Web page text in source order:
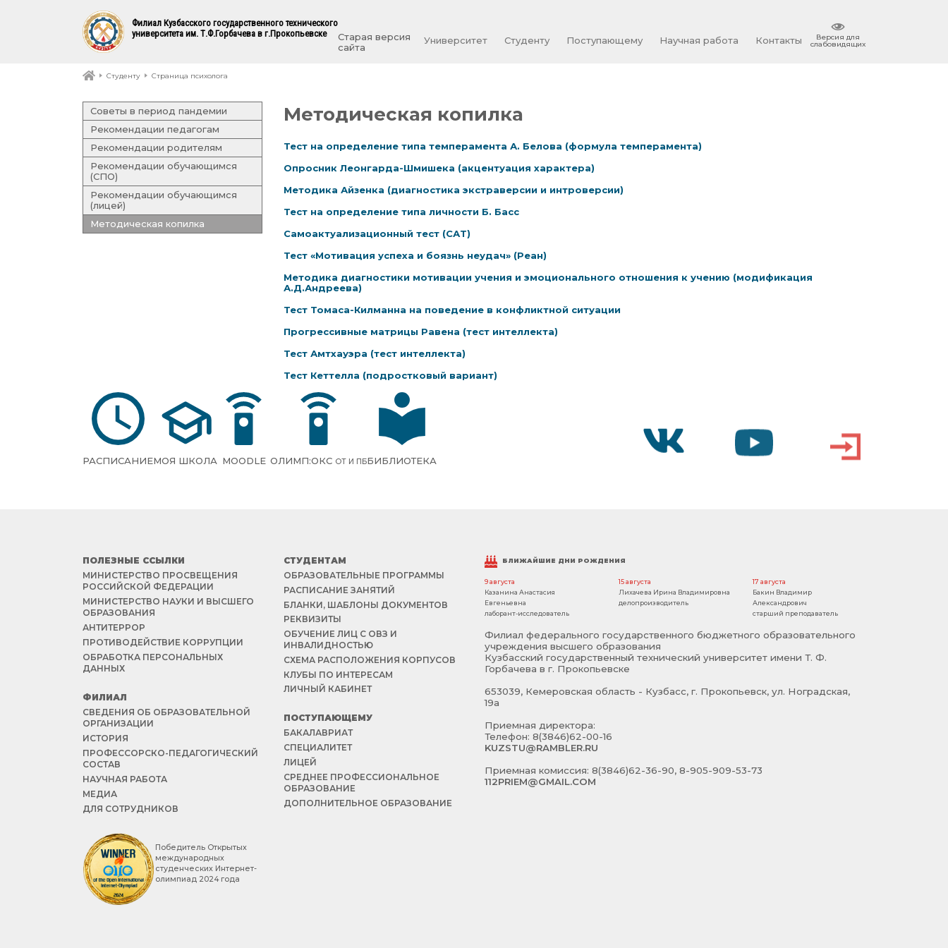
Филиал Кузбасского государственного технического
университета им. Т.Ф.Горбачева в г.Прокопьевске
Старая версия
сайта
Университет Студенту Поступающему Научная работа Контакты Версия для
слабовидящих
Студенту Страница психолога
Советы в период пандемии
Рекомендации педагогам
Рекомендации родителям
Рекомендации обучающимся
(СПО)
Рекомендации обучающимся
(лицей)
Методическая копилка
Методическая копилка
Тест на определение типа темперамента А. Белова (формула темперамента)
Опросник Леонгарда-Шмишека (акцентуация характера)
Методика Айзенка (диагностика экстраверсии и интроверсии)
Тест на определение типа личности Б. Басс
Самоактуализационный тест (САТ)
Тест «Мотивация успеха и боязнь неудач» (Реан)
Методика диагностики мотивации учения и эмоционального отношения к учению (модификация
А.Д.Андреева)
Тест Томаса-Килманна на поведение в конфликтной ситуации
Прогрессивные матрицы Равена (тест интеллекта)
Тест Амтхауэра (тест интеллекта)
Тест Кеттелла (подростковый вариант)
РАСПИСАНИЕМОЯ ШКОЛА MOODLE ОЛИМП:ОКС ОТ И ПББИБЛИОТЕКА
ПОЛЕЗНЫЕ ССЫЛКИ
МИНИСТЕРСТВО ПРОСВЕЩЕНИЯ
РОССИЙСКОЙ ФЕДЕРАЦИИ
МИНИСТЕРСТВО НАУКИ И ВЫСШЕГО
ОБРАЗОВАНИЯ
АНТИТЕРРОР
ПРОТИВОДЕЙСТВИЕ КОРРУПЦИИ
ОБРАБОТКА ПЕРСОНАЛЬНЫХ
ДАННЫХ
ФИЛИАЛ
СВЕДЕНИЯ ОБ ОБРАЗОВАТЕЛЬНОЙ
ОРГАНИЗАЦИИ
ИСТОРИЯ
ПРОФЕССОРСКО-ПЕДАГОГИЧЕСКИЙ
СОСТАВ
НАУЧНАЯ РАБОТА
МЕДИА
ДЛЯ СОТРУДНИКОВ
Победитель Открытых
международных
студенческих Интернет-
олимпиад 2024 года
СТУДЕНТАМ
ОБРАЗОВАТЕЛЬНЫЕ ПРОГРАММЫ
РАСПИСАНИЕ ЗАНЯТИЙ
БЛАНКИ, ШАБЛОНЫ ДОКУМЕНТОВ
РЕКВИЗИТЫ
ОБУЧЕНИЕ ЛИЦ С ОВЗ И
ИНВАЛИДНОСТЬЮ
СХЕМА РАСПОЛОЖЕНИЯ КОРПУСОВ
КЛУБЫ ПО ИНТЕРЕСАМ
ЛИЧНЫЙ КАБИНЕТ
ПОСТУПАЮЩЕМУ
БАКАЛАВРИАТ
СПЕЦИАЛИТЕТ
ЛИЦЕЙ
СРЕДНЕЕ ПРОФЕССИОНАЛЬНОЕ
ОБРАЗОВАНИЕ
ДОПОЛНИТЕЛЬНОЕ ОБРАЗОВАНИЕ
БЛИЖАЙШИЕ ДНИ РОЖДЕНИЯ
9 августа
Казанина Анастасия
Евгеньевна
лаборант-исследователь
15 августа
Лихачева Ирина Владимировна
делопроизводитель
17 августа
Бакин Владимир
Александрович
старший преподаватель
Филиал федерального государственного бюджетного образовательного
учреждения высшего образования
Кузбасский государственный технический университет имени Т. Ф.
Горбачева в г. Прокопьевске
653039, Кемеровская область - Кузбасс, г. Прокопьевск, ул. Ноградская,
19а
Приемная директора:
Телефон: 8(3846)62-00-16
KUZSTU@RAMBLER.RU
Приемная комиссия: 8(3846)62-36-90, 8-905-909-53-73
112PRIEM@GMAIL.COM